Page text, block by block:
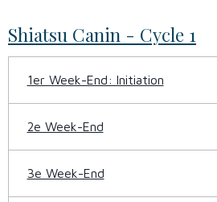
Shiatsu Canin - Cycle 1
1er Week-End: Initiation
2e Week-End
3e Week-End